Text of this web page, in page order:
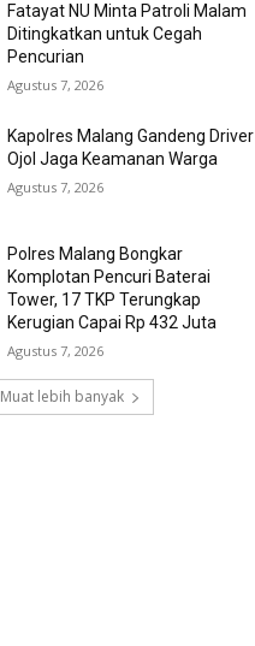
Fatayat NU Minta Patroli Malam
Ditingkatkan untuk Cegah
Pencurian
Agustus 7, 2026
Kapolres Malang Gandeng Driver
Ojol Jaga Keamanan Warga
Agustus 7, 2026
Polres Malang Bongkar
Komplotan Pencuri Baterai
Tower, 17 TKP Terungkap
Kerugian Capai Rp 432 Juta
Agustus 7, 2026
Muat lebih banyak